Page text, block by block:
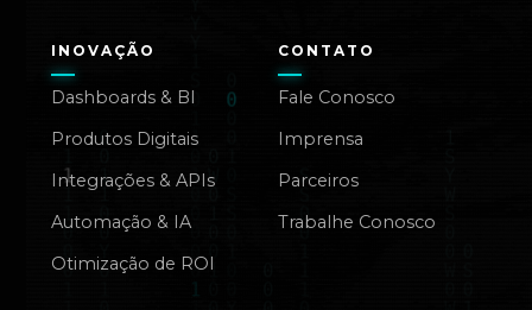
INOVAÇÃO
Dashboards & BI
Produtos Digitais
Integrações & APIs
Automação & IA
Otimização de ROI
CONTATO
Fale Conosco
Imprensa
Parceiros
Trabalhe Conosco